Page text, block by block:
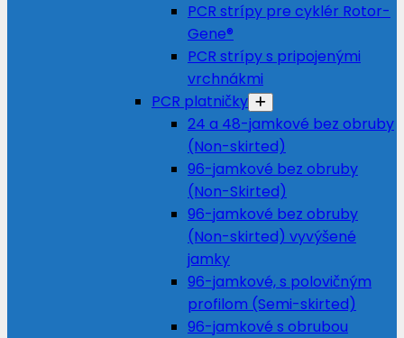
PCR strípy pre cyklér Rotor-
Gene®
PCR strípy s pripojenými
vrchnákmi
PCR platničky
24 a 48-jamkové bez obruby
(Non-skirted)
96-jamkové bez obruby
(Non-Skirted)
96-jamkové bez obruby
(Non-skirted) vyvýšené
jamky
96-jamkové, s polovičným
profilom (Semi-skirted)
96-jamkové s obrubou